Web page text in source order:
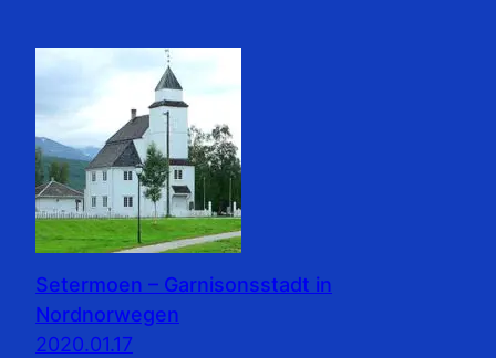
Setermoen – Garnisonsstadt in
Nordnorwegen
2020.01.17